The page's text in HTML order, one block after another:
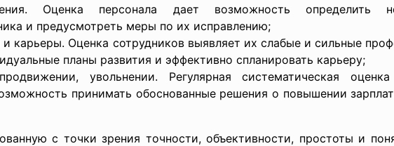
Оценка персонала дает возможность определить
и предусмотреть меры по их исправлению;
карьеры. Оценка сотрудников выявляет их слабые и сильные
планы развития и эффективно спланировать карьеру;
увольнении. Регулярная систематическая оценка
принимать обоснованные решения о повышении
с точки зрения точности, объективности, простоты и